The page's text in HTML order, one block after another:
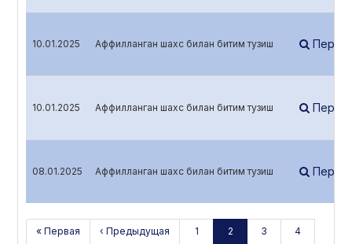
10.01.2025 Аффилланган шахс билан битим тузиш
10.01.2025 Аффилланган шахс билан битим тузиш
08.01.2025 Аффилланган шахс билан битим тузиш
« Первая ‹ Предыдущая 1 2 3 4